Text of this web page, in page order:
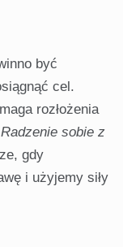
być
cel.
rozłożenia
Radzenie sobie z
gdy
i użyjemy siły